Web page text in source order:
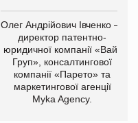
Олег Андрійович Івченко —
директор патентно-
юридичної компанії «Вайз
Груп», консалтингової
компанії «Парето» та
маркетингової агенції
Myka Agency.